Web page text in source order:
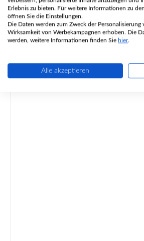
Erlebnis zu bieten. Für weitere Informationen zu
öffnen Sie die Einstellungen.
Die Daten werden zum Zweck der
Wirksamkeit von Werbekampagnen erhoben. Die
werden, weitere Informationen finden Sie hier.
Alle akzeptieren